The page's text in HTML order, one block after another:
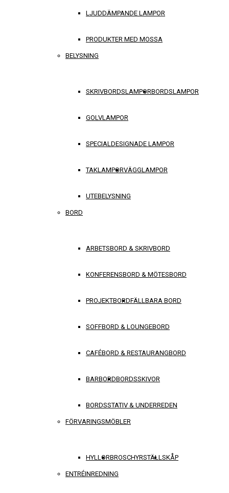
LJUDDÄMPANDE LAMPOR
PRODUKTER MED MOSSA
BELYSNING
SKRIVBORDSLAMPORBORDSLAMPOR
GOLVLAMPOR
SPECIALDESIGNADE LAMPOR
TAKLAMPORVÄGGLAMPOR
UTEBELYSNING
BORD
ARBETSBORD & SKRIVBORD
KONFERENSBORD & MÖTESBORD
PROJEKTBORDFÄLLBARA BORD
SOFFBORD & LOUNGEBORD
CAFÉBORD & RESTAURANGBORD
BARBORDBORDSSKIVOR
BORDSSTATIV & UNDERREDEN
FÖRVARINGSMÖBLER
HYLLORBROSCHYRSTÄLLSKÅP
ENTRÉINREDNING